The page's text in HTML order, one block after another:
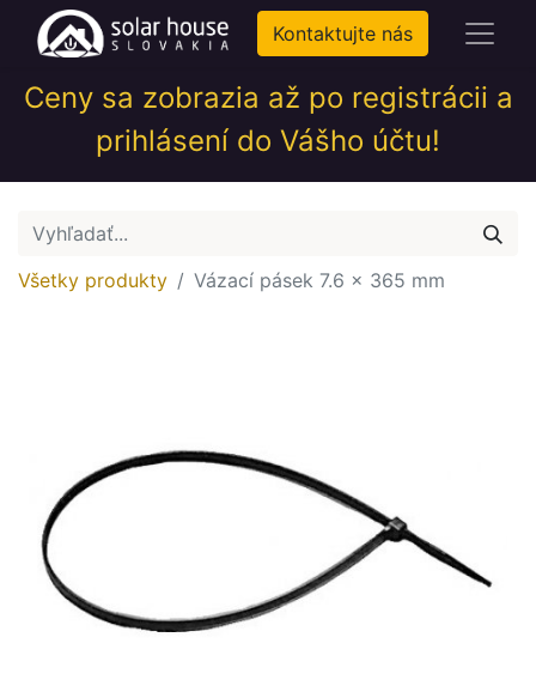
Kontaktujte nás
Ceny sa zobrazia až po registrácii a
prihlásení do Vášho účtu!
Všetky produkty Vázací pásek 7.6 x 365 mm